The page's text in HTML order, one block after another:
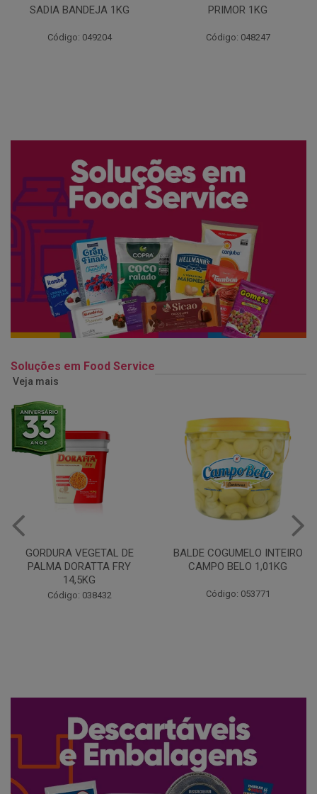
PRIMOR 1KG
Código: 048247
DELICIA 1KG
Código: 048705
Soluções em Food Service
Veja mais
BALDE COGUMELO INTEIRO
CAMPO BELO 1,01KG
Código: 053771
BALDE OLEO DE ALGODAO
LIZA BALDE 14,5L
Código: 048866